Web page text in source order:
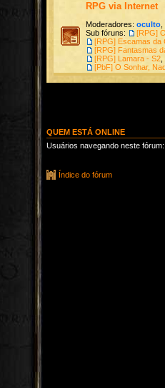
RPG via Internet
Moderadores: oculto
Sub fóruns:
[RPG]
[RPG] Escamas da
[RPG] Fantasmas
[RPG] Lamara - S2
[PbF] O Sonhar,
QUEM ESTÁ ONLINE
Usuários navegando neste
Índice do fórum